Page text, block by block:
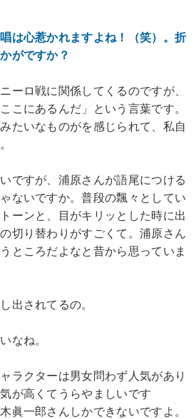
は心惹かれますよね！（笑）。折
がですか？
ーロ戦に関係してくるのですが、
こにあるんだ」という言葉です。
たいなものがを感じられて、私自
ですが、浦原さんが語尾につける
ないですか。普段の飄々としてい
ーンと、目がキリッとした時に出
切り替わりがすごくて。浦原さん
ところだよなと昔から思っていま
出されてるの。
なね。
ラクターは男女問わず人気があり
が高くてうらやましいです
眞一郎さんしかできないですよ。